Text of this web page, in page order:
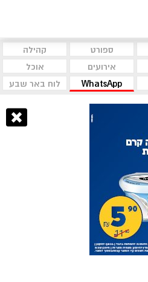
ספורט
קהילה
אירועים
אוכל
WhatsApp לוח באר שבע